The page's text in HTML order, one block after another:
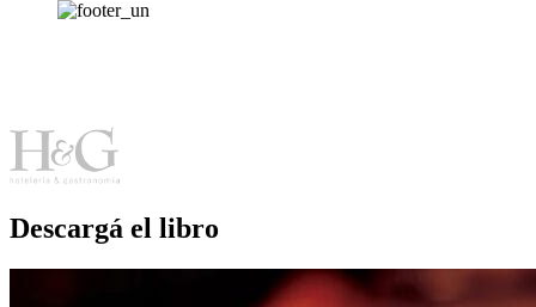
Descargá el libro